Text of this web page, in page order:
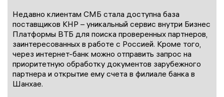
Недавно клиентам СМБ стала доступна база
поставщиков КНР – уникальный сервис внутри Бизнес
Платформы ВТБ для поиска проверенных партнеров,
заинтересованных в работе с Россией. Кроме того,
через интернет-банк можно отправить запрос на
приоритетную обработку документов зарубежного
партнера и открытие ему счета в филиале банка в
Шанхае.